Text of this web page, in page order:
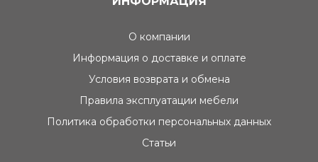
О компании
Информация о доставке и оплате
Условия возврата и обмена
Правила эксплуатации мебели
Политика обработки персональных данных
Статьи